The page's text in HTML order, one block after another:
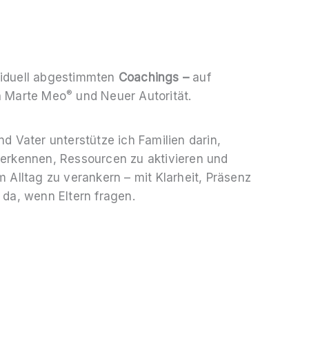
abgestimmten Coachings –auf
Marte Meo® und Neuer Autorität.
Vater unterstütze ich Familien darin,
Ressourcen zu aktivieren und
Alltag zu verankern – mit Klarheit, Präsenz
wenn Eltern fragen.